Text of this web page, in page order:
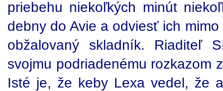
priebehu niekoľkých minút
debny do Avie a odviesť ich
obžalovaný skladník. Riaditeľ
svojmu podriadenému rozkazom
Isté je, že keby Lexa vedel, že